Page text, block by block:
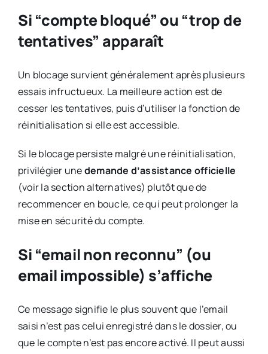
Si “compte bloqué” ou “trop de
tentatives” apparaît
Un blocage survient généralement après plusieurs
essais infructueux. La meilleure action est de
cesser les tentatives, puis d’utiliser la fonction de
réinitialisation si elle est accessible.
Si le blocage persiste malgré une réinitialisation,
privilégier unedemande d’assistance officielle
(voir la section alternatives) plutôt que de
recommencer en boucle, ce qui peut prolonger la
mise en sécurité du compte.
Si “email non reconnu” (ou
email impossible) s’affiche
Ce message signifie le plus souvent que l’email
saisi n’est pas celui enregistré dans le dossier, ou
que le compte n’est pas encore activé. Il peut aussi